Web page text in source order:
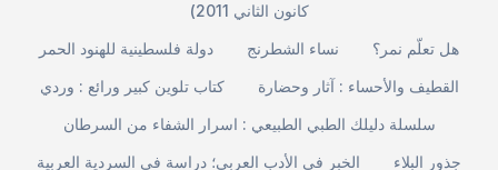
كانون الثاني 2011)
دولة فلسطينية للهنود الحمر
نساء الشطرنج
هل تعلّم نمر؟
كتاب تلوين كبير ورائع : وردي
القطيف والأحساء : آثار وحضارة
سلسلة دليلك الطبي الطبيعي : اسرار الشفاء من السرطان
الخبر في الأدب العربي؛ دراسة في السردية العربية
جذور البلاء